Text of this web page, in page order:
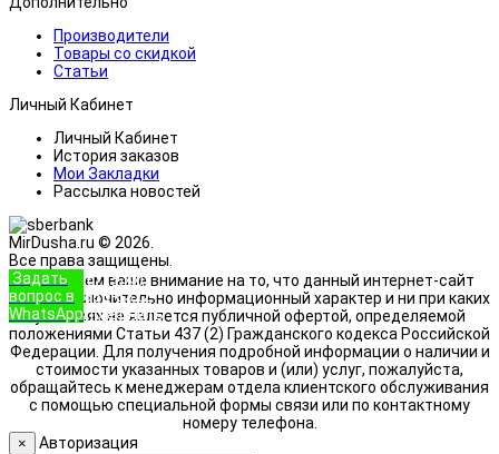
Производители
Товары со скидкой
Статьи
Личный Кабинет
Личный Кабинет
История заказов
Мои Закладки
Рассылка новостей
MirDusha.ru © 2026.
Все права защищены.
Обращаем ваше внимание на то, что данный интернет-сайт
носит исключительно информационный характер и ни при каких
условиях не является публичной офертой, определяемой
положениями Статьи 437 (2) Гражданского кодекса Российской
Федерации. Для получения подробной информации о наличии и
стоимости указанных товаров и (или) услуг, пожалуйста,
обращайтесь к менеджерам отдела клиентского обслуживания
с помощью специальной формы связи или по контактному
номеру телефона.
Задать
вопрос в
WhatsApp
+7 (933)
888-8322
Позвонить
×
Авторизация